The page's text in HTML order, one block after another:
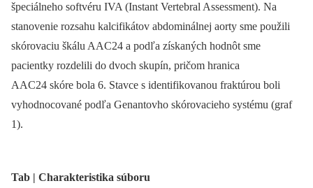
špeciálneho softvéru IVA (Instant Vertebral Assessment). Na
stanovenie rozsahu kalcifikátov abdominálnej aorty sme použili
skórovaciu škálu AAC24 a podľa získaných hodnôt sme
pacientky rozdelili do dvoch skupín, pričom hranica
AAC24 skóre bola 6. Stavce s identifikovanou fraktúrou boli
vyhodnocované podľa Genantovho skórovacieho systému (graf
1).
Tab | Charakteristika súboru